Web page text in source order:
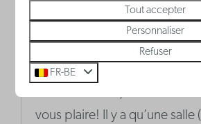
Cinema Rio
Vous n’aimez pas tellement
cinémas? Alors, Cinema Rio
vous plaire! Il y a qu’une salle
Tout accepter
Personnaliser
Refuser
FR-BE